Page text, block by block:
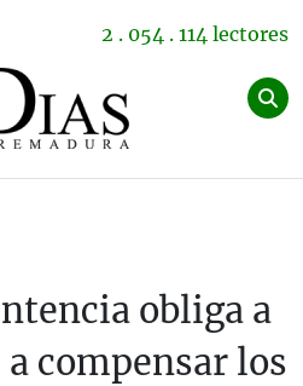
2 . 054 . 114 lectores
obliga a
compensar los